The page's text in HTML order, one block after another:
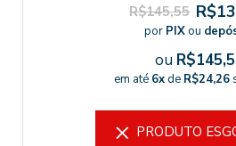
R$145,55
por PIXou
ou
em até 6xde R$24,26
PRODUTO